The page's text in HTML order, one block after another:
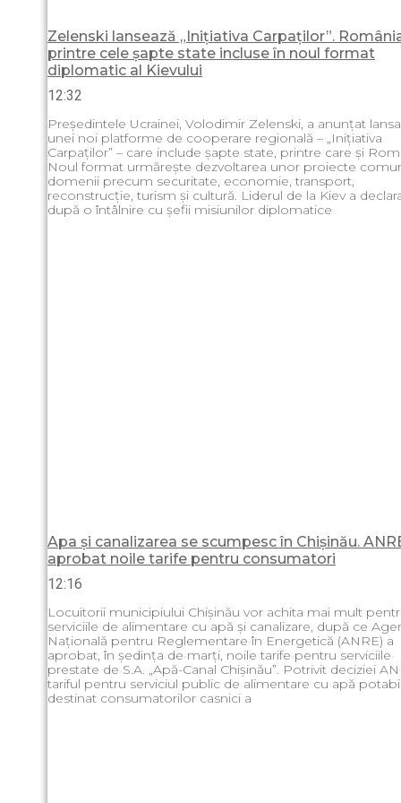
Zelenski lansează „Inițiativa Carpaților”.
printre cele șapte state incluse în noul format
diplomatic al Kievului
12:32
Președintele Ucrainei, Volodimir Zelenski, a anunțat
unei noi platforme de cooperare regională – „Inițiativa
Carpaților” – care include șapte state, printre care și
Noul format urmărește dezvoltarea unor proiecte
domenii precum securitate, economie, transport,
reconstrucție, turism și cultură. Liderul de la Kiev a
după o întâlnire cu șefii misiunilor diplomatice
Apa și canalizarea se scumpesc în Chișinău.
aprobat noile tarife pentru consumatori
12:16
Locuitorii municipiului Chișinău vor achita mai mult
serviciile de alimentare cu apă și canalizare, după ce
Națională pentru Reglementare în Energetică (ANRE) a
aprobat, în ședința de marți, noile tarife pentru serviciile
prestate de S.A. „Apă-Canal Chișinău”. Potrivit deciziei
tariful pentru serviciul public de alimentare cu apă
destinat consumatorilor casnici a